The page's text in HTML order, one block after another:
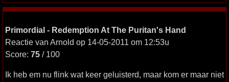
Primordial - Redemption At The Puritan's Hand
Reactie van Arnold op 14-05-2011 om 12:53u
Score: 75 / 100
Ik heb em nu flink wat keer geluisterd, maar kom er maar niet